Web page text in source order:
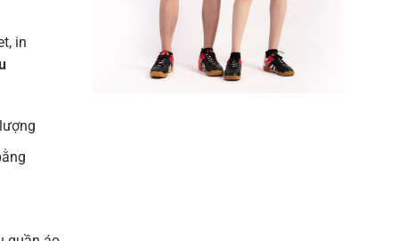
in